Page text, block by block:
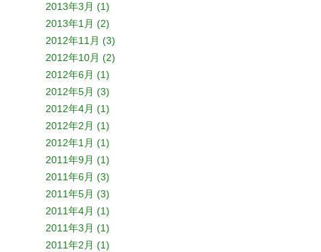
2013年3月 (1)
2013年1月 (2)
2012年11月 (3)
2012年10月 (2)
2012年6月 (1)
2012年5月 (3)
2012年4月 (1)
2012年2月 (1)
2012年1月 (1)
2011年9月 (1)
2011年6月 (3)
2011年5月 (3)
2011年4月 (1)
2011年3月 (1)
2011年2月 (1)